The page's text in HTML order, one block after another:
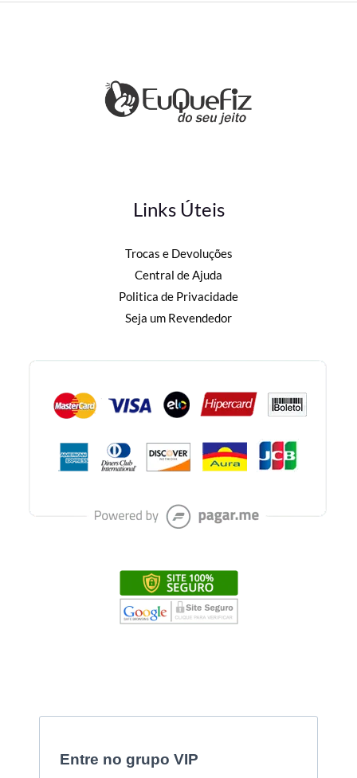
Links Úteis
Trocas e Devoluções
Central de Ajuda
Politica de Privacidade
Seja um Revendedor
Entre no grupo VIP